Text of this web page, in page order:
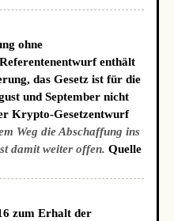
ohne
enthält
das Gesetz ist für die
und September nicht
Krypto-Gesetzentwurf
Weg die Abschaffung ins
damit weiter offen. Quelle
zum Erhalt der